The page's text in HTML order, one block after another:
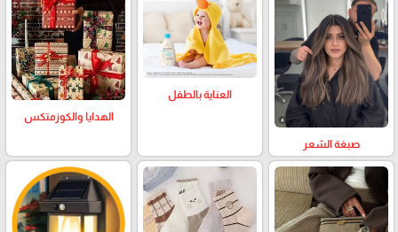
صبغة الشعر
العناية بالطفل
الهدايا والكوزمتكس